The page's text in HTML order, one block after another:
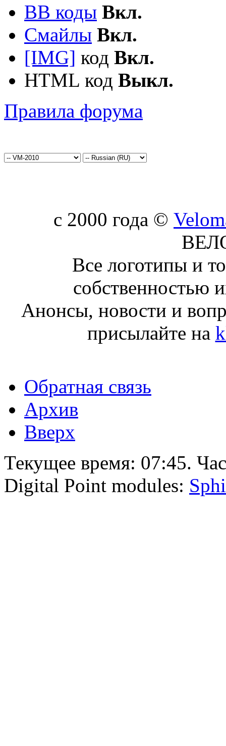
BB коды Вкл.
Смайлы Вкл.
[IMG] код Вкл.
HTML код Выкл.
Правила форума
c 2000 года ©
Все логотипы и
собственностью
Анонсы, новости и
присылайте на
Обратная связь
Архив
Вверх
Текущее время: 07:45.
Digital Point modules: